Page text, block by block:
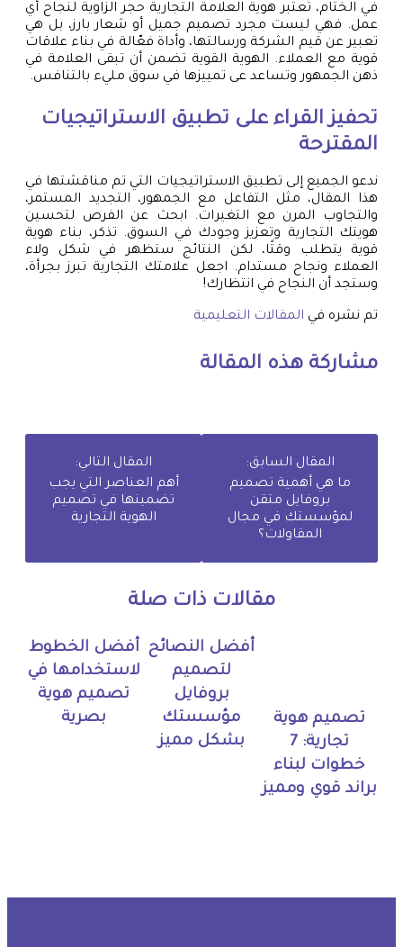
في الختام، تُعتبر هوية العلامة التجارية حجر الزاوية لنجاح أي
عمل. فهي ليست مجرد تصميم جميل أو شعار بارز، بل هي
تعبير عن قيم الشركة ورسالتها، وأداة فعّالة في بناء علاقات
قوية مع العملاء. الهوية القوية تضمن أن تبقى العلامة في
ذهن الجمهور وتساعد عى تمييزها في سوق مليء بالتنافس.
تحفيز القراء على تطبيق الاستراتيجيات
المقترحة
ندعو الجميع إلى تطبيق الاستراتيجيات التي تم مناقشتها في
هذا المقال، مثل التفاعل مع الجمهور، التجديد المستمر،
والتجاوب المرن مع التغيرات. ابحث عن الفرص لتحسين
هويتك التجارية وتعزيز وجودك في السوق. تذكر، بناء هوية
قوية يتطلب وقتًا، لكن النتائج ستظهر في شكل ولاء
العملاء ونجاح مستدام. اجعل علامتك التجارية تبرز بجرأة،
وستجد أن النجاح في انتظارك!
تم نشره في المقالات التعليمية
مشاركة هذه المقالة
المقال السابق:
ما هي أهمية تصميم
بروفايل متقن
لمؤسستك في مجال
المقاولات؟
المقال التالي:
أهم العناصر التي يجب
تضمينها في تصميم
الهوية التجارية
مقالات ذات صلة
تصميم هوية
تجارية: 7
خطوات لبناء
براند قوي ومميز
أفضل النصائح
لتصميم
بروفايل
مؤسستك
بشكل مميز
أفضل الخطوط
لاستخدامها في
تصميم هوية
بصرية